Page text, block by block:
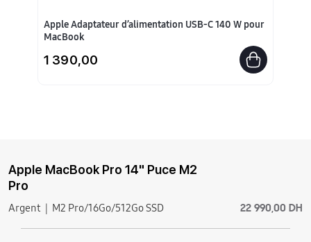
Apple Adaptateur d’alimentation USB-C 140 W pour
MacBook
1 390,00
Apple MacBook Pro 14" Puce M2
Pro
Argent M2 Pro/16Go/512Go SSD 22 990,00 DH